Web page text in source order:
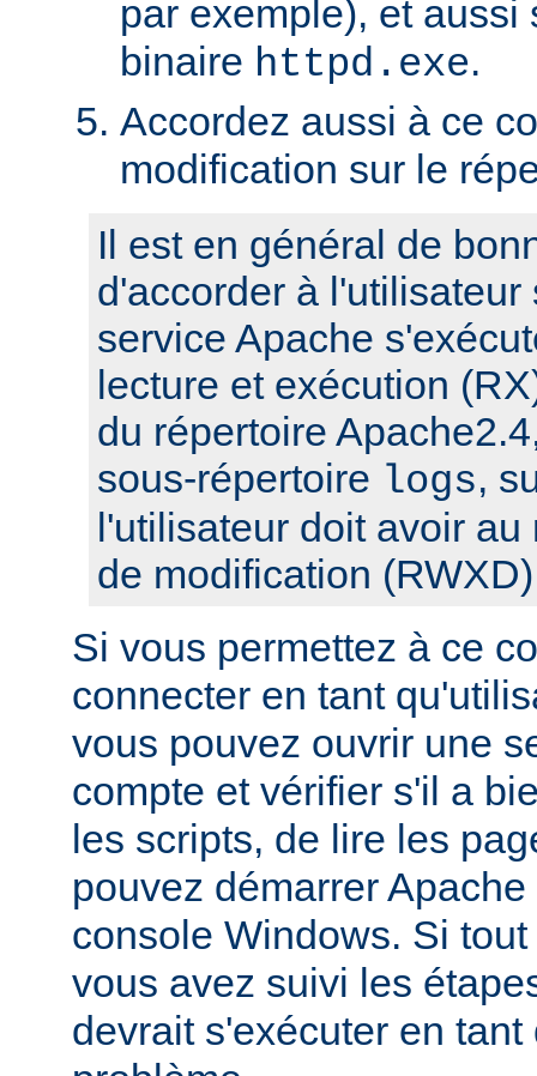
par exemple), et aussi
binaire httpd.exe.
Accordez aussi à ce
modification sur le
Il est en général de
d'accorder à
service Apache
lecture et exécution
du répertoire
sous-répertoire logs,
l'utilisateur doit avoir
de modification
Si vous permettez à ce
connecter en tant
vous pouvez ouvrir une
compte et vérifier s'il a
les scripts, de lire les
pouvez démarrer
console Windows. Si
vous avez suivi les
devrait s'exécuter en